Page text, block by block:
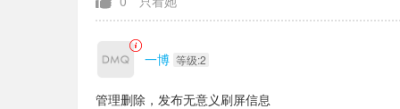
一博 等级:2
管理删除，发布无意义刷屏信息